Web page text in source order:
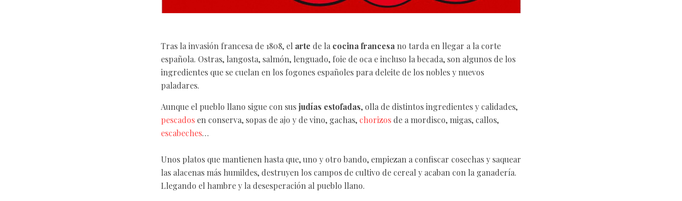
Tras la invasión francesa de 1808, el arte de la cocina francesa no tarda en llegar a la corte
española. Ostras, langosta, salmón, lenguado, foie de oca e incluso la becada, son algunos de los
ingredientes que se cuelan en los fogones españoles para deleite de los nobles y nuevos
paladares.
Aunque el pueblo llano sigue con susjudías estofadas, olla de distintos ingredientes y calidades,
pescados en conserva, sopas de ajo y de vino, gachas, chorizos de a mordisco, migas, callos,
escabeches…
Unos platos que mantienen hasta que, uno y otro bando, empiezan a confiscar cosechas y saquear
las alacenas más humildes, destruyen los campos de cultivo de cereal y acaban con la ganadería.
Llegando el hambre y la desesperación al pueblo llano.